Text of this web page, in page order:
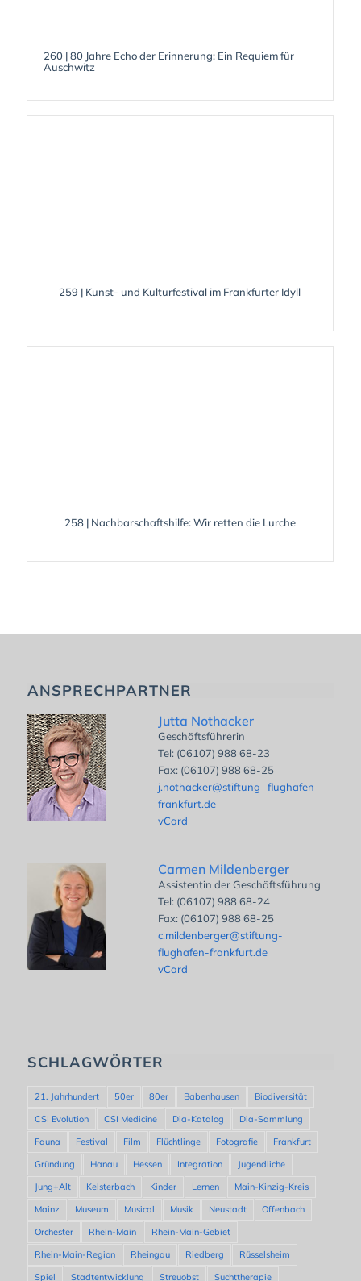
260 | 80 Jahre Echo der Erinnerung: Ein Requiem für
Auschwitz
259 | Kunst- und Kulturfestival im Frankfurter Idyll
258 | Nachbarschaftshilfe: Wir retten die Lurche
ANSPRECHPARTNER
Jutta Nothacker
Geschäftsführerin
Tel: (06107) 988 68-23
Fax: (06107) 988 68-25
j.nothacker@stiftung- flughafen-
frankfurt.de
vCard
Carmen Mildenberger
Assistentin der Geschäftsführung
Tel: (06107) 988 68-24
Fax: (06107) 988 68-25
c.mildenberger@stiftung-
flughafen-frankfurt.de
vCard
SCHLAGWÖRTER
21. Jahrhundert 50er 80er Babenhausen
Biodiversität
CSI Evolution
CSI Medicine Dia-Katalog
Dia-Sammlung
Fauna
Festival Film Flüchtlinge Fotografie
Frankfurt
Gründung
Hanau Hessen Integration
Jugendliche
Jung+Alt
Kelsterbach Kinder Lernen
Main-Kinzig-Kreis
Mainz
Museum Musical Musik Neustadt
Offenbach
Orchester
Rhein-Main
Rhein-Main-Gebiet
Rhein-Main-Region
Rheingau Riedberg
Rüsselsheim
Spiel
Stadtentwicklung Streuobst Suchttherapie